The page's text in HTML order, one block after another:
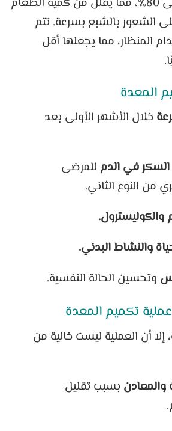
الشعور بالشبع بسرعة. تتم
المنظار، مما يجعلها أقل
المعدة
خلال الأشهر الأولى بعد
في الدم للمرضى
من النوع الثاني.
والنشاط البدني.
وتحسين الحالة النفسية.
تكميم المعدة
إلا أن العملية ليست خالية من
والمعادن بسبب تقليل